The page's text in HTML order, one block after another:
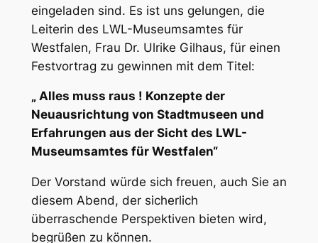
eingeladen sind. Es ist uns gelungen, die
Leiterin des LWL-Museumsamtes für
Westfalen, Frau Dr. Ulrike Gilhaus, für einen
Festvortrag zu gewinnen mit dem Titel:
„ Alles muss raus ! Konzepte der
Neuausrichtung von Stadtmuseen und
Erfahrungen aus der Sicht des LWL-
Museumsamtes für Westfalen“
Der Vorstand würde sich freuen, auch Sie an
diesem Abend, der sicherlich
überraschende Perspektiven bieten wird,
begrüßen zu können.